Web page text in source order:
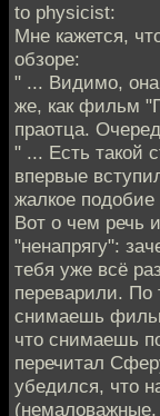
to physicist:
Мне кажется,
обзоре:
" ... Видимо, она
же, как фильм
праотца.
" ... Есть такой
впервые
жалкое
Вот о чем речь
"ненапрягу":
тебя уже всё
переварили. По
снимаешь
что снимаешь
перечитал
убедился, что
(немаловажные,